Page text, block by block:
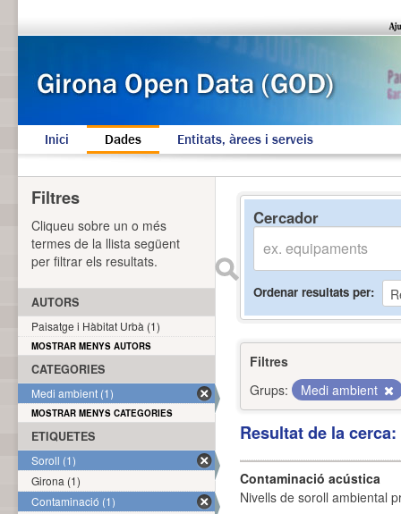
Inici Dades Entitats, àrees i serveis
Cercador
Ordenar resultats per
Filtres
Grups:
Medi ambient
Resultat de la
Contaminació acústica
Nivells de soroll ambiental
Filtres
Cliqueu sobre un o més
termes de la llista següent
per filtrar els resultats.
AUTORS
Paisatge i Hàbitat Urbà (1)
MOSTRAR MENYS AUTORS
CATEGORIES
Medi ambient (1)
MOSTRAR MENYS CATEGORIES
ETIQUETES
Soroll (1)
Girona (1)
Contaminació (1)